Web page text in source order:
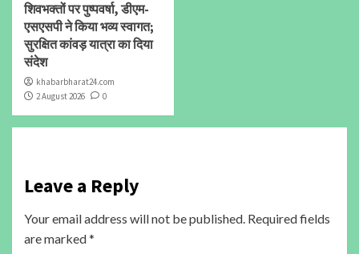
शिवभक्तों पर पुष्पवर्षा, डीएम-
एसएसपी ने किया भव्य स्वागत;
सुरक्षित कांवड़ यात्रा का दिया
संदेश
khabarbharat24.com
2 August 2026
0
Leave a Reply
Your email address will not be published. Required fields
are marked*